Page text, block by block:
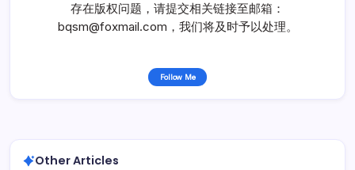
存在版权问题，请提交相关链接至邮箱：
bqsm@foxmail.com，我们将及时予以处理。
Follow Me
Other Articles